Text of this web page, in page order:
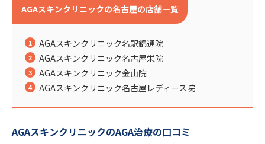
AGAスキンクリニックの名古屋の店舗一覧
AGAスキンクリニック名駅錦通院
AGAスキンクリニック名古屋栄院
AGAスキンクリニック金山院
AGAスキンクリニック名古屋レディース院
AGAスキンクリニックのAGA治療の口コミ